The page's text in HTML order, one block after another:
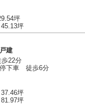
坪
坪
建
22分
停下車 徒歩6分
坪
坪